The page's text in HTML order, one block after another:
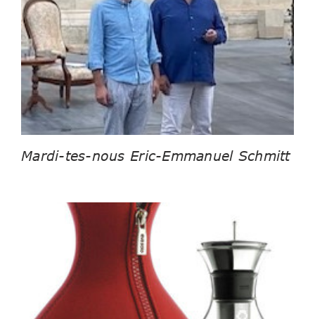
Mardi-tes-nous Eric-Emmanuel Schmitt